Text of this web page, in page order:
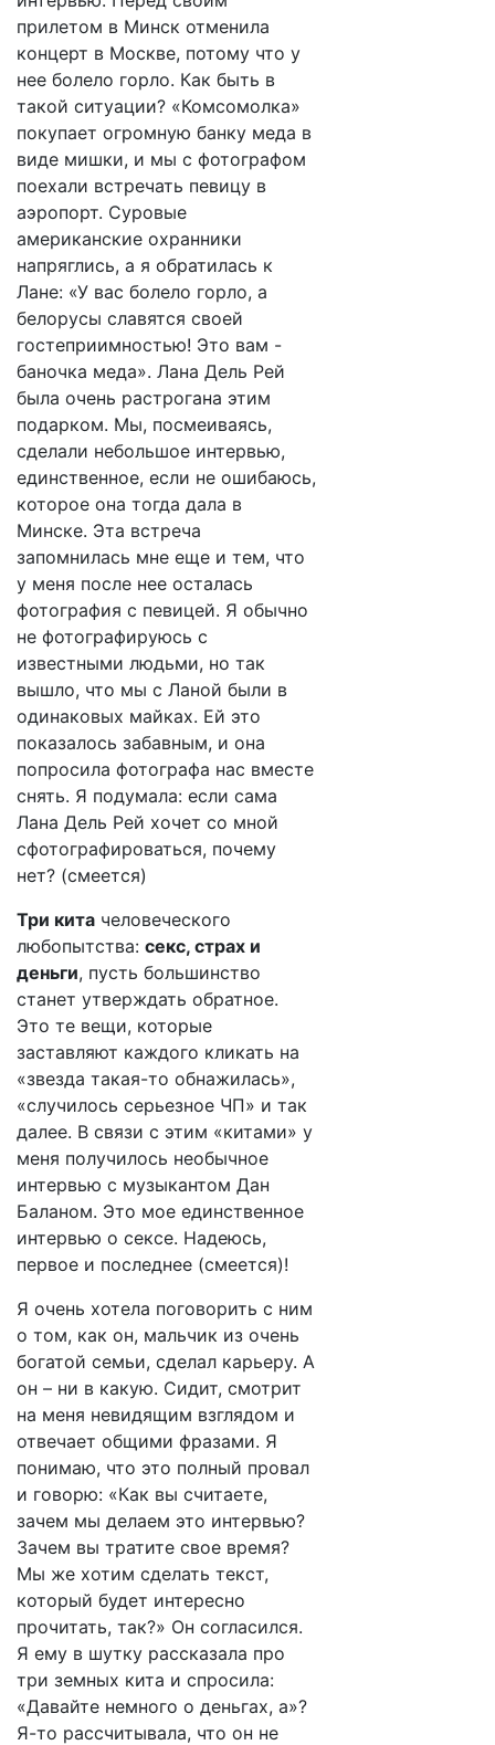
прилетом в Минск отменила
концерт в Москве, потому что у
нее болело горло. Как быть в
такой ситуации? «Комсомолка»
покупает огромную банку меда в
виде мишки, и мы с фотографом
поехали встречать певицу в
аэропорт. Суровые
американские охранники
напряглись, а я обратилась к
Лане: «У вас болело горло, а
белорусы славятся своей
гостеприимностью! Это вам -
баночка меда». Лана Дель Рей
была очень растрогана этим
подарком. Мы, посмеиваясь,
сделали небольшое интервью,
единственное, если не ошибаюсь,
которое она тогда дала в
Минске. Эта встреча
запомнилась мне еще и тем, что
у меня после нее осталась
фотография с певицей. Я обычно
не фотографируюсь с
известными людьми, но так
вышло, что мы с Ланой были в
одинаковых майках. Ей это
показалось забавным, и она
попросила фотографа нас вместе
снять. Я подумала: если сама
Лана Дель Рей хочет со мной
сфотографироваться, почему
нет? (смеется)
Три кита человеческого
любопытства: секс, страх и
деньги, пусть большинство
станет утверждать обратное.
Это те вещи, которые
заставляют каждого кликать на
«звезда такая-то обнажилась»,
«случилось серьезное ЧП» и так
далее. В связи с этим «китами» у
меня получилось необычное
интервью с музыкантом Дан
Баланом. Это мое единственное
интервью о сексе. Надеюсь,
первое и последнее (смеется)!
Я очень хотела поговорить с ним
о том, как он, мальчик из очень
богатой семьи, сделал карьеру. А
он – ни в какую. Сидит, смотрит
на меня невидящим взглядом и
отвечает общими фразами. Я
понимаю, что это полный провал
и говорю: «Как вы считаете,
зачем мы делаем это интервью?
Зачем вы тратите свое время?
Мы же хотим сделать текст,
который будет интересно
прочитать, так?» Он согласился.
Я ему в шутку рассказала про
три земных кита и спросила:
«Давайте немного о деньгах, а»?
Я-то рассчитывала, что он не